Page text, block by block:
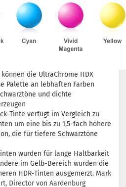
die UltraChrome HDX
Palette an lebhaften Farben
und dichte
Tinte verfügt im Vergleich zu
um eine bis zu 1,5-fach höhere
die für tiefere Schwarztöne
wurden für lange Haltbarkeit
im Gelb-Bereich wurden die
HDR-Tinten ausgemerzt. Mark
Director von Aardenburg